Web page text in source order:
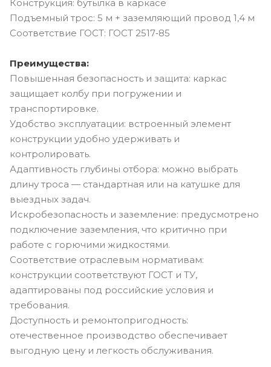
Конструкция: бутылка в каркасе
Подъемный трос: 5 м + заземляющий провод 1,4 м
Соответствие ГОСТ: ГОСТ 2517‑85
Преимущества:
Повышенная безопасность и защита: каркас
защищает колбу при погружении и
транспортировке.
Удобство эксплуатации: встроенный элемент
конструкции удобно удерживать и
контролировать.
Адаптивность глубины отбора: можно выбрать
длину троса — стандартная или на катушке для
выездных задач.
Искробезопасность и заземление: предусмотрено
подключение заземления, что критично при
работе с горючими жидкостями.
Соответствие отраслевым нормативам:
конструкции соответствуют ГОСТ и ТУ,
адаптированы под российские условия и
требования.
Доступность и ремонтопригодность:
отечественное производство обеспечивает
выгодную цену и легкость обслуживания.